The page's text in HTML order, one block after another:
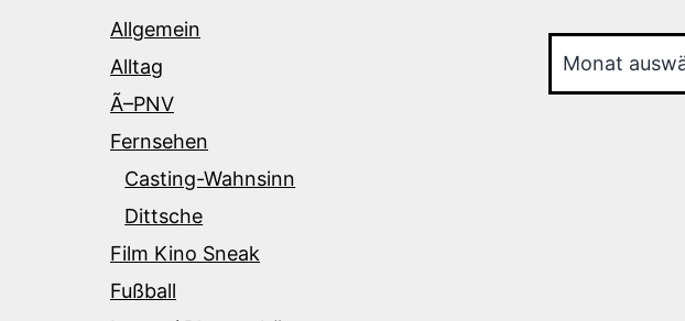
Allgemein
Alltag
Ã–PNV
Fernsehen
Casting-Wahnsinn
Dittsche
Film Kino Sneak
Fußball